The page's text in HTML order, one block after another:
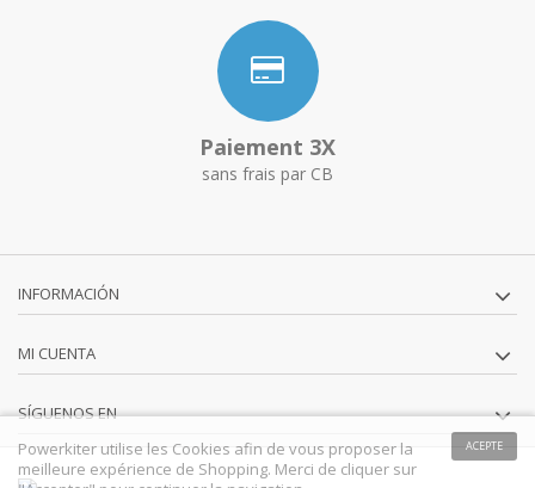
Paiement 3X
sans frais par CB
INFORMACIÓN
MI CUENTA
SÍGUENOS EN
ACEPTE
Powerkiter utilise les Cookies afin de vous proposer la
meilleure expérience de Shopping. Merci de cliquer sur